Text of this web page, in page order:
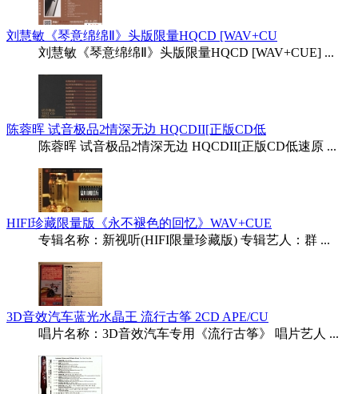
刘慧敏《琴意绵绵Ⅱ》头版限量HQCD [WAV+CU
刘慧敏《琴意绵绵Ⅱ》头版限量HQCD [WAV+CUE] ...
陈蓉晖 试音极品2情深无边 HQCDII[正版CD低
陈蓉晖 试音极品2情深无边 HQCDII[正版CD低速原 ...
HIFI珍藏限量版《永不褪色的回忆》WAV+CUE
专辑名称：新视听(HIFI限量珍藏版) 专辑艺人：群 ...
3D音效汽车蓝光水晶王 流行古筝 2CD APE/CU
唱片名称：3D音效汽车专用《流行古筝》 唱片艺人 ...